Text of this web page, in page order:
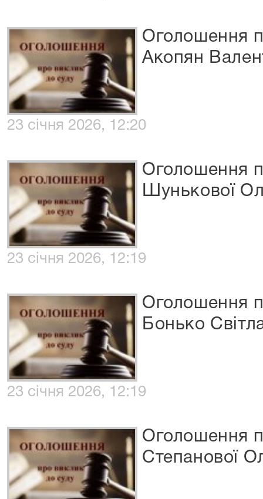
Оголошення
Акопян
23 січня 2026, 12:20
Оголошення
Шунькової
23 січня 2026, 12:19
Оголошення
Бонько
23 січня 2026, 12:19
Оголошення
Степанової